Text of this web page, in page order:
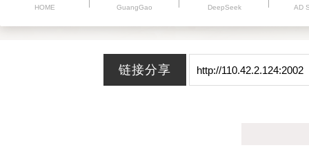
HOME GuangGao DeepSeek AD